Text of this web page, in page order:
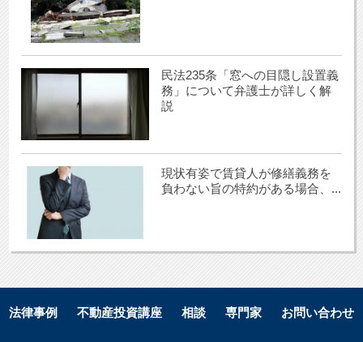
民法235条「窓への目隠し設置義
務」について弁護士が詳しく解
説
現状有姿で賃貸人が修繕義務を
負わない旨の特約がある場合、...
法律事例 不動産投資講座 相談 専門家 お問い合わせ